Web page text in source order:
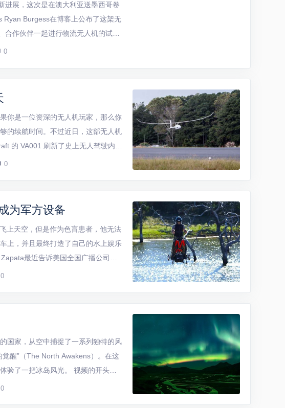
进展，这次是在澳大利亚送墨西哥卷
Burgess在博客上公布了这架无
合作伙伴一起进行物流无人机的试
0
你是一位资深的无人机玩家，那么你
的续航时间。不过近日，这部无人机
的 VA001 刷新了史上无人驾驶内燃
，采用柴油动力的无人机在高处
0
为军方设备
上天空，但是作为色盲患者，他无法
上，并且最终打造了自己的水上娱乐
最近告诉美国全国广播公司
”Zapata借助许多模型飞...
0
国家，从空中捕捉了一系列独特的风
醒”（The North Awakens）。在这
验了一把冰岛风光。 视频的开头，
的道路上不断前行。不久之后就可以
0